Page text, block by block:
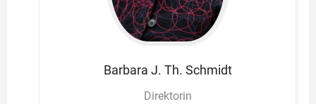
Barbara J. Th. Schmidt
Direktorin